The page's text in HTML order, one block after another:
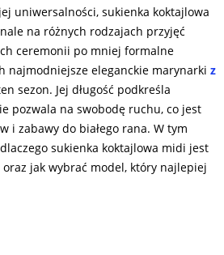
uniwersalności, sukienka koktajlowa
na różnych rodzajach przyjęć
ceremonii po mniej formalne
najmodniejsze eleganckie marynarki z
sezon. Jej długość podkreśla
pozwala na swobodę ruchu, co jest
i zabawy do białego rana. W tym
sukienka koktajlowa midi jest
oraz jak wybrać model, który najlepiej